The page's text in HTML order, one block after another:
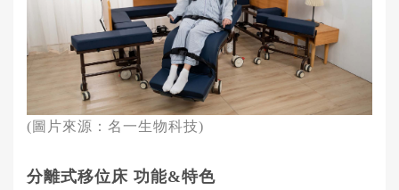
(圖片來源：名一生物科技)
分離式移位床 功能&特色